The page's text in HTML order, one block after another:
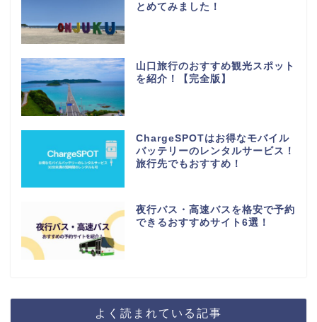
とめてみました！
山口旅行のおすすめ観光スポット
を紹介！【完全版】
ChargeSPOTはお得なモバイル
バッテリーのレンタルサービス！
旅行先でもおすすめ！
夜行バス・高速バスを格安で予約
できるおすすめサイト6選！
よく読まれている記事